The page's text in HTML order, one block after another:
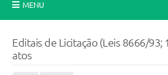
MENU
Poder Executivo
Editais de Licitação (Leis 8666/
atos